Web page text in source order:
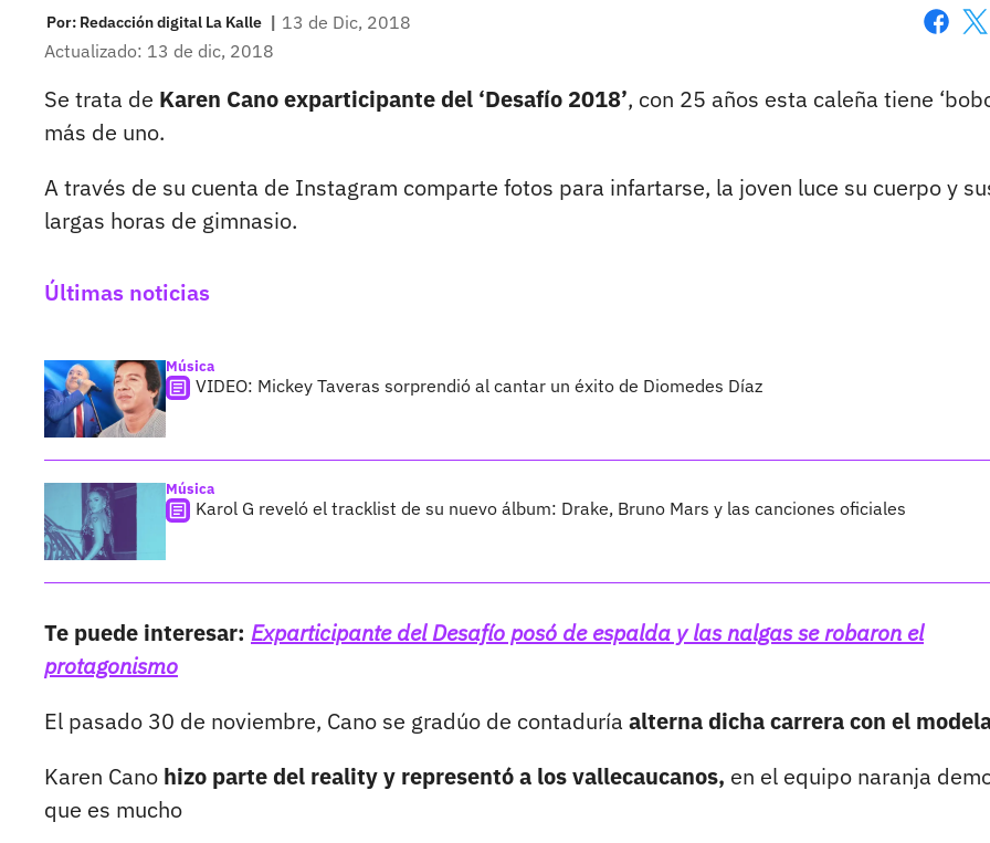
Por: Redacción digital La Kalle | 13 de Dic, 2018
Actualizado: 13 de dic, 2018
Se trata de Karen Cano exparticipante del ‘Desafío 2018’, con 25 años esta caleña tiene
más de uno.
A través de su cuenta de Instagram comparte fotos para infartarse, la joven luce su cuerpo y
largas horas de gimnasio.
Últimas noticias
Música
VIDEO: Mickey Taveras sorprendió al cantar un éxito de Diomedes Díaz
Música
Karol G reveló el tracklist de su nuevo álbum: Drake, Bruno Mars y las canciones oficiales
Te puede interesar: Exparticipante del Desafío posó de espalda y las nalgas se robaron el
protagonismo
El pasado 30 de noviembre, Cano se gradúo de contaduría alterna dicha carrera con el
Karen Cano hizo parte del reality y representó a los vallecaucanos, en el equipo naranja
que es mucho